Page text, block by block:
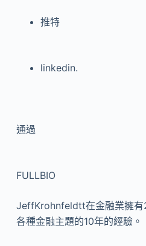
推特
linkedin.
通過
FULLBIO
JeffKrohnfeldtt在金融業擁有
各種金融主題的10年的經驗。